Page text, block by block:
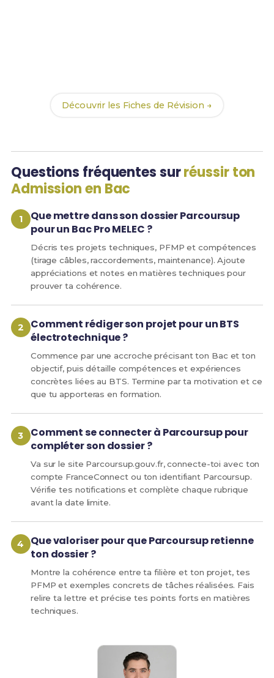
Découvrir les Fiches de Révision →
Questions fréquentes surréussir ton
Admission en Bac
Que mettre dans son dossier Parcoursup
pour un Bac Pro MELEC ?
Décris tes projets techniques, PFMP et compétences
(tirage câbles, raccordements, maintenance). Ajoute
appréciations et notes en matières techniques pour
prouver ta cohérence.
Comment rédiger son projet pour un BTS
électrotechnique ?
Commence par une accroche précisant ton Bac et ton
objectif, puis détaille compétences et expériences
concrètes liées au BTS. Termine par ta motivation et ce
que tu apporteras en formation.
Comment se connecter à Parcoursup pour
compléter son dossier ?
Va sur le site Parcoursup.gouv.fr, connecte-toi avec ton
compte FranceConnect ou ton identifiant Parcoursup.
Vérifie tes notifications et complète chaque rubrique
avant la date limite.
Que valoriser pour que Parcoursup retienne
ton dossier ?
Montre la cohérence entre ta filière et ton projet, tes
PFMP et exemples concrets de tâches réalisées. Fais
relire ta lettre et précise tes points forts en matières
techniques.